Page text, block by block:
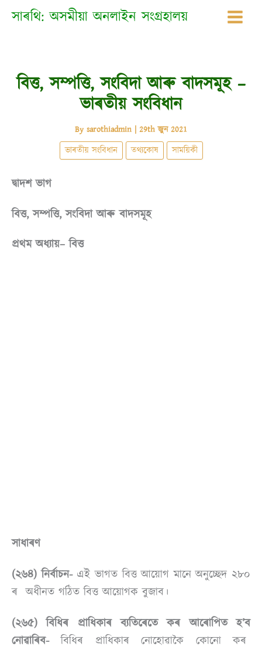
সাৰথি: অসমীয়া অনলাইন সংগ্ৰহালয়
বিত্ত, সম্পত্তি, সংবিদা আৰু বাদসমূহ –
ভাৰতীয় সংবিধান
By sarothiadmin | 29th জুন 2021
ভাৰতীয় সংবিধান তথ্যকোষ সাময়িকী
দ্বাদশভাগ
বিত্ত, সম্পত্তি, সংবিদা আৰু বাদসমূহ
প্ৰথমঅধ্যায়– বিত্ত
সাধাৰণ
(২৬৪) নিৰ্বাচন-এই ভাগত বিত্ত আয়োগ মানে অনুচ্ছেদ ২৮০
ৰ অধীনত গঠিত বিত্ত আয়োগক বুজাব।
(২৬৫) বিধিৰ প্ৰাধিকাৰ ব্যতিৰেতে কৰ আৰোপিত হ’ব
নোৱাৰিব-বিধিৰ প্ৰাধিকাৰ নোহোৱাকৈ কোনো কৰ